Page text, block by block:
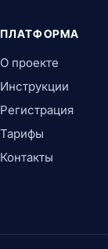
ПЛАТФОРМА
О проекте
Инструкции
Регистрация
Тарифы
Контакты